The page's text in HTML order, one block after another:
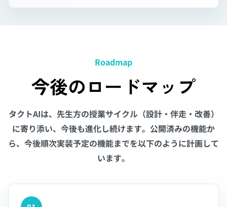
Roadmap
今後のロードマップ
タクトAIは、先生方の授業サイクル（設計・伴走・改善）
に寄り添い、今後も進化し続けます。公開済みの機能か
ら、今後順次実装予定の機能までを以下のように計画して
います。